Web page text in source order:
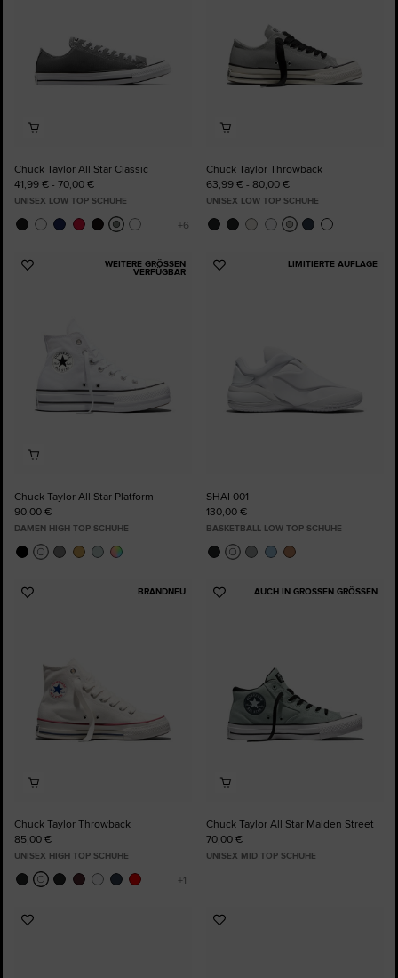
Chuck Taylor All Star Classic
41,99 € - 70,00 €
UNISEX LOW TOP SCHUHE
Chuck Taylor Throwback
63,99 € - 80,00 €
UNISEX LOW TOP SCHUHE
WEITERE GRÖSSEN V
ERFÜGBAR
Zu
Chuck Taylor All Star Platform
90,00 €
DAMEN HIGH TOP SCHUHE
LIMITIERTE AUFLAGE
Zu
SHAI 001
130,00 €
BASKETBALL LOW TOP SCHUHE
BRANDNEU
Zu
Chuck Taylor Throwback
85,00 €
UNISEX HIGH TOP SCHUHE
AUCH IN GROSSEN GRÖSSEN
Zu
Chuck Taylor All Star Malden Street
70,00 €
UNISEX MID TOP SCHUHE
Zu
Zu